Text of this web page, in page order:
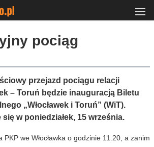
pociąg
przejazd pociągu relacji
– Toruń będzie inauguracją Biletu
„Włocławek i Toruń” (WiT).
w poniedziałek, 15 września.
we Włocławka o godzinie 11.20, a zanim